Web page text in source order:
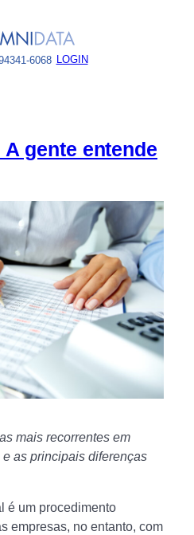
6068 LOGIN
gente entende
mais recorrentes em
as principais diferenças
é um procedimento
empresas, no entanto, com